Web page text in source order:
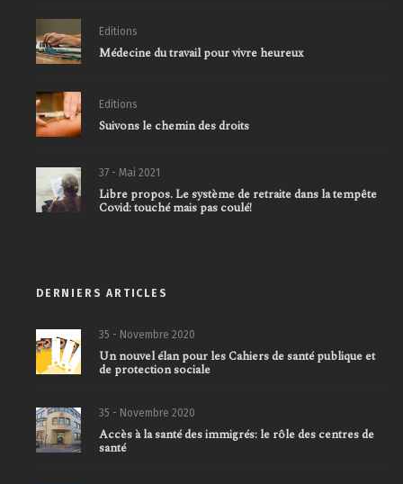
Editions
Médecine du travail pour vivre heureux
Editions
Suivons le chemin des droits
37 - Mai 2021
Libre propos. Le système de retraite dans la tempête
Covid: touché mais pas coulé!
DERNIERS ARTICLES
35 - Novembre 2020
Un nouvel élan pour les Cahiers de santé publique et
de protection sociale
35 - Novembre 2020
Accès à la santé des immigrés: le rôle des centres de
santé